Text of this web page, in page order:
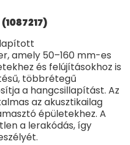
amely 50–160 mm-es
és felújításokhoz is
többrétegű
a hangcsillapítást. Az
az akusztikailag
épületekhez. A
a lerakódás, így